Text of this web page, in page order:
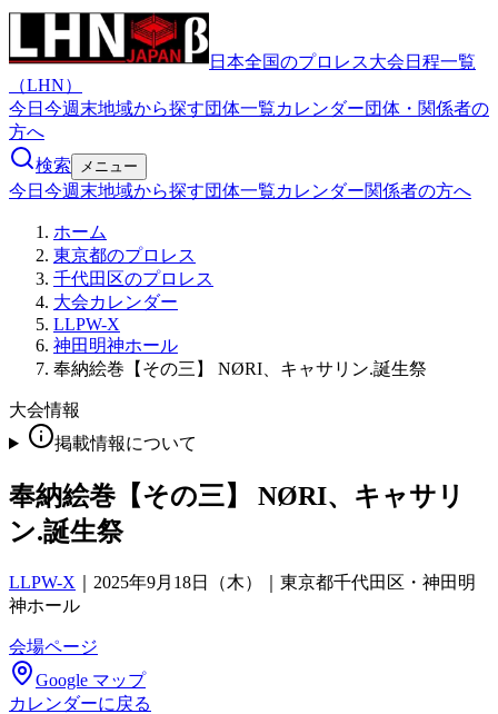
日本全国のプロレス大会日程一覧
（LHN）
今日 今週末地域から探す団体一覧カレンダー団体・関係者の
方へ
検索
メニュー
今日 今週末地域から探す団体一覧カレンダー関係者の方へ
ホーム
東京都のプロレス
千代田区のプロレス
大会カレンダー
LLPW-X
神田明神ホール
奉納絵巻【その三】 NØRI、キャサリン.誕生祭
大会情報
掲載情報について
奉納絵巻【その三】 NØRI、キャサリ
ン.誕生祭
LLPW-X
2025年9月18日（木）｜東京都千代田区・神田明
神ホール
会場ページ
Google マップ
カレンダーに戻る